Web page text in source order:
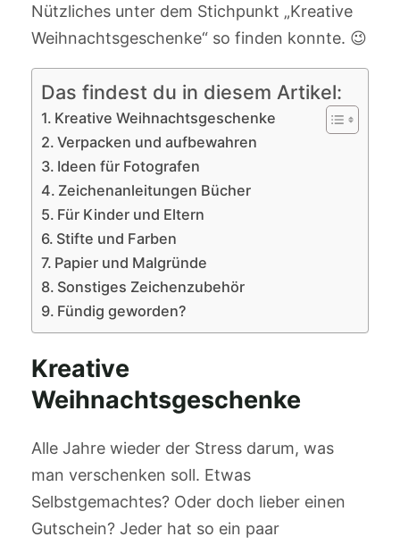
Nützliches unter dem Stichpunkt „Kreative
Weihnachtsgeschenke“ so finden konnte. 😉
Das findest du in diesem Artikel:
Kreative Weihnachtsgeschenke
Verpacken und aufbewahren
Ideen für Fotografen
Zeichenanleitungen Bücher
Für Kinder und Eltern
Stifte und Farben
Papier und Malgründe
Sonstiges Zeichenzubehör
Fündig geworden?
Kreative
Weihnachtsgeschenke
Alle Jahre wieder der Stress darum, was
man verschenken soll. Etwas
Selbstgemachtes? Oder doch lieber einen
Gutschein? Jeder hat so ein paar